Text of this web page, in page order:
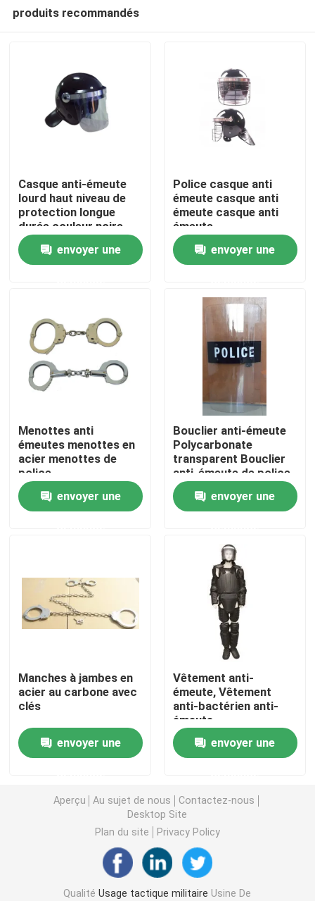
À la maison
Produits
Vidéos
Visite de l'usine
Nouvelles
Demandez un devis
Gilet à l'épreuve des balles tactique militaire
Casque ballistique tactique
Équipement à l'épreuve des balles
Sac à dos tactique militaire
Vitesse extérieure tactique
Bottes tactiques de combat
Gilet tactique de combat
produits recommandés
Casque anti-émeute
lourd haut niveau de
protection longue
durée couleur noire
envoyer une
Police casque anti
émeute casque anti
émeute casque anti
émeute
envoyer une
Menottes anti
émeutes menottes en
acier menottes de
police
envoyer une
Bouclier anti-émeute
Polycarbonate
transparent Bouclier
anti-émeute de police
envoyer une
Manches à jambes en
acier au carbone avec
clés
envoyer une
Vêtement anti-
émeute, Vêtement
anti-bactérien anti-
émeute.
envoyer une
Aperçu Au sujet de nous
Contactez-nous
Desktop Site
Plan du site
Privacy Policy
QualitéUsage tactique militaire Usine De